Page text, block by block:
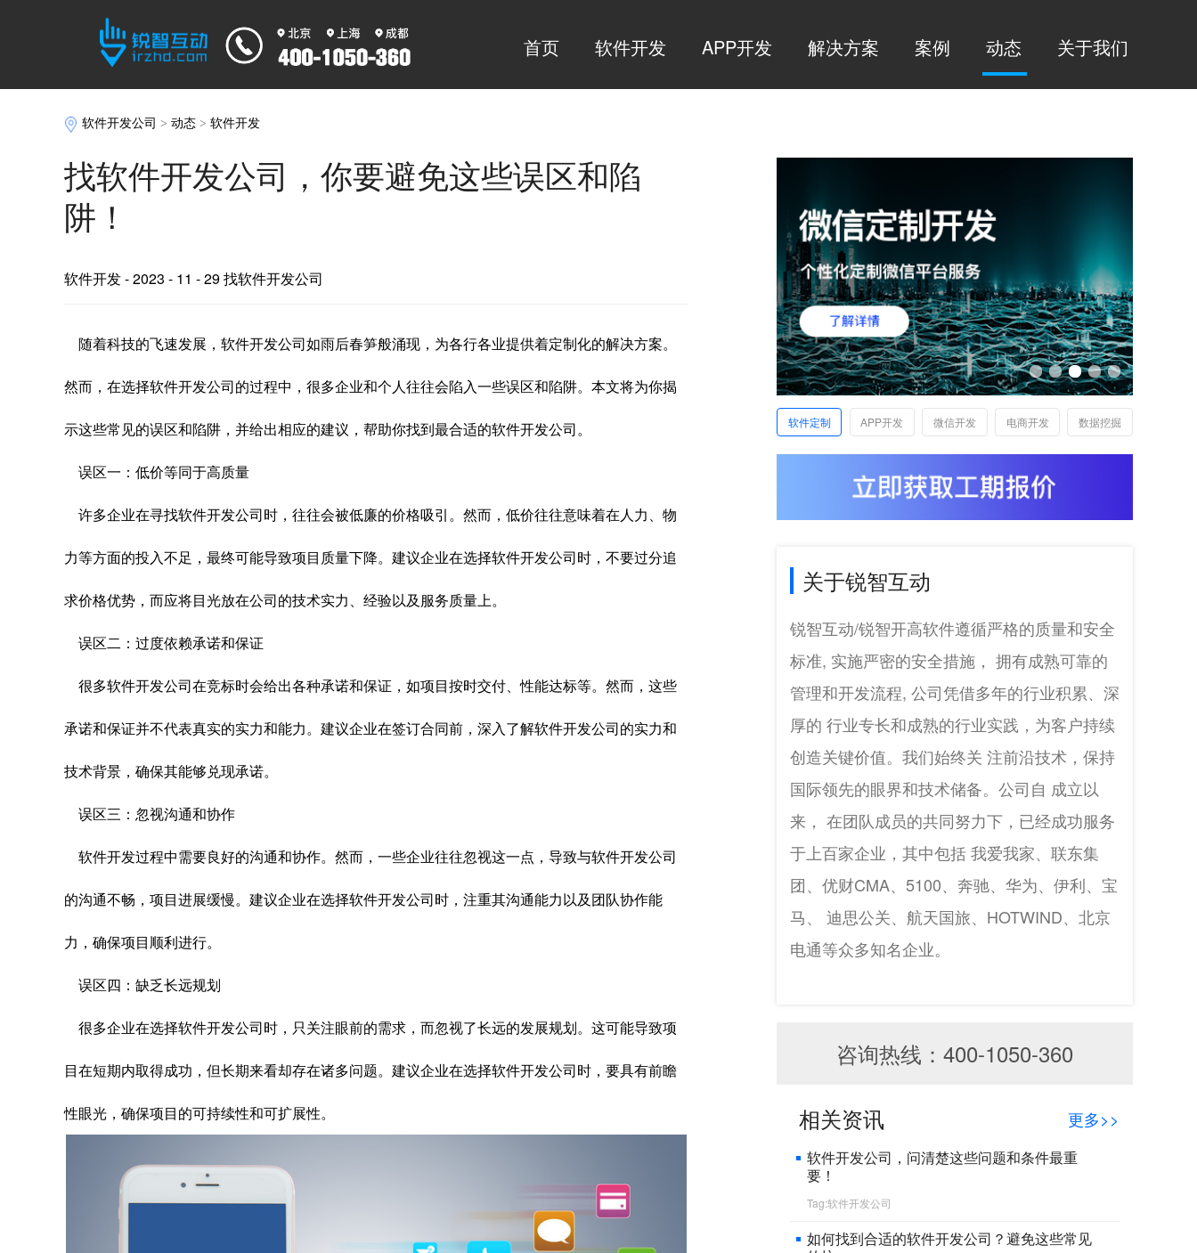
首页 软件开发 APP开发 解决方案 案例 动态 关于我们
软件开发公司 >动态 >软件开发
找软件开发公司，你要避免这些误区和陷
阱！
软件开发- 2023 - 11 - 29 找软件开发公司
随着科技的飞速发展，软件开发公司如雨后春笋般涌现，为各行各业提供着定制化的解决方案。
然而，在选择软件开发公司的过程中，很多企业和个人往往会陷入一些误区和陷阱。本文将为你揭
示这些常见的误区和陷阱，并给出相应的建议，帮助你找到最合适的软件开发公司。
误区一：低价等同于高质量
许多企业在寻找软件开发公司时，往往会被低廉的价格吸引。然而，低价往往意味着在人力、物
力等方面的投入不足，最终可能导致项目质量下降。建议企业在选择软件开发公司时，不要过分追
求价格优势，而应将目光放在公司的技术实力、经验以及服务质量上。
误区二：过度依赖承诺和保证
很多软件开发公司在竞标时会给出各种承诺和保证，如项目按时交付、性能达标等。然而，这些
承诺和保证并不代表真实的实力和能力。建议企业在签订合同前，深入了解软件开发公司的实力和
技术背景，确保其能够兑现承诺。
误区三：忽视沟通和协作
软件开发过程中需要良好的沟通和协作。然而，一些企业往往忽视这一点，导致与软件开发公司
的沟通不畅，项目进展缓慢。建议企业在选择软件开发公司时，注重其沟通能力以及团队协作能
力，确保项目顺利进行。
误区四：缺乏长远规划
很多企业在选择软件开发公司时，只关注眼前的需求，而忽视了长远的发展规划。这可能导致项
目在短期内取得成功，但长期来看却存在诸多问题。建议企业在选择软件开发公司时，要具有前瞻
性眼光，确保项目的可持续性和可扩展性。
软件定制 APP开发 微信开发 电商开发 数据挖掘
关于锐智互动
锐智互动/锐智开高软件遵循严格的质量和安全
标准, 实施严密的安全措施， 拥有成熟可靠的
管理和开发流程, 公司凭借多年的行业积累、深
厚的 行业专长和成熟的行业实践，为客户持续
创造关键价值。我们始终关 注前沿技术，保持
国际领先的眼界和技术储备。公司自 成立以
来， 在团队成员的共同努力下，已经成功服务
于上百家企业，其中包括 我爱我家、联东集
团、优财CMA、5100、奔驰、华为、伊利、宝
马、 迪思公关、航天国旅、HOTWIND、北京
电通等众多知名企业。
咨询热线：400-1050-360
相关资讯 更多>>
软件开发公司，问清楚这些问题和条件最重
要！
Tag:软件开发公司
如何找到合适的软件开发公司？避免这些常见